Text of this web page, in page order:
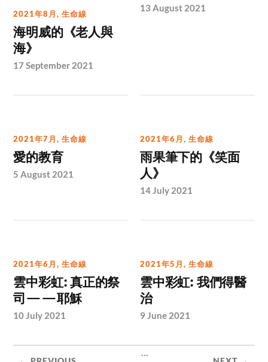
2021年8月,生命線
海明威的《老人與
海》
17 September 2021
13 August 2021
2021年7月,生命線
愛的教育
5 August 2021
2021年6月,生命線
雨果筆下的《笑面
人》
14 July 2021
2021年6月,生命線
雲中彩虹: 真正的祭
司——耶穌
10 July 2021
2021年5月,生命線
雲中彩虹: 我們得醫
治
9 June 2021
...